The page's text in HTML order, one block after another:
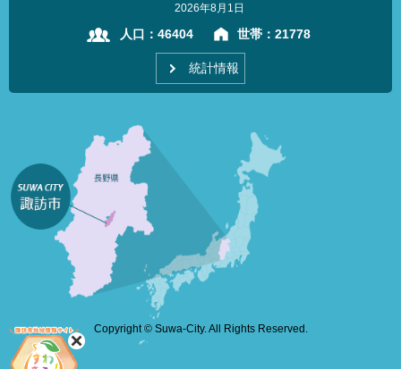
2026年8月1日
人口： 46404 世帯： 21778
統計情報
Copyright © Suwa-City. All Rights Reserved.